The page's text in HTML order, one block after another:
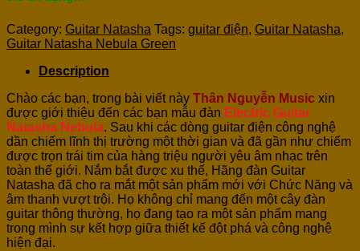
Category: Guitar Natasha Tags: guitar điện, Guitar Natasha,
Guitar Natasha Nebula Green
Description
Chào các bạn, trong bài viết này Thân Nguyễn Music xin
được giới thiệu đến các bạn mẫu đàn Electric Guitar
Natasha Nebula. Sau khi các dòng guitar điện công nghệ
dần chiếm lĩnh thị trường một thời gian và đã gần như chiếm
được trọn trái tim của hàng triệu người yêu âm nhạc trên
toàn thế giới. Nắm bắt được xu thế, Hãng đàn Guitar
Natasha đã cho ra mắt một sản phẩm mới với Chức Năng và
âm thanh vượt trội. Họ không chỉ mang đến một cây đàn
guitar thông thường, họ đang tạo ra một sản phẩm mang
trong mình sự kết hợp giữa thiết kế đột phá và công nghệ
hiện đại.